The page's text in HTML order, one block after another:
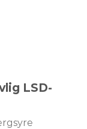
LSD-